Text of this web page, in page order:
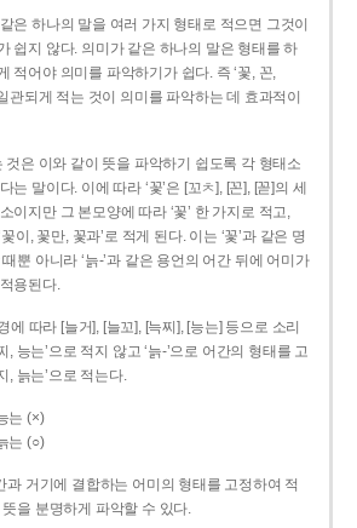
은 하나의 말을 여러 가지 형태로 적으면 그것이
쉽지 않다. 의미가 같은 하나의 말은 형태를 하
적어야 의미를 파악하기가 쉽다. 즉 ‘꽃, 꼰,
관되게 적는 것이 의미를 파악하는 데 효과적이
것은 이와 같이 뜻을 파악하기 쉽도록 각 형태소
는 말이다. 이에 따라 ‘꽃’은 [꼬ㅊ], [꼰], [꼳]의 세
이지만 그 본모양에 따라 ‘꽃’ 한 가지로 적고,
이, 꽃만, 꽃과’로 적게 된다. 이는 ‘꽃’과 같은 명
뿐 아니라 ‘늙-’과 같은 용언의 어간 뒤에 어미가
용된다.
에 따라 [늘거], [늘꼬], [늑찌], [능는] 등으로 소리
, 능는’으로 적지 않고 ‘늙-’으로 어간의 형태를 고
, 늙는’으로 적는다.
는 (×)
는 (○)
과 거기에 결합하는 어미의 형태를 고정하여 적
을 분명하게 파악할 수 있다.